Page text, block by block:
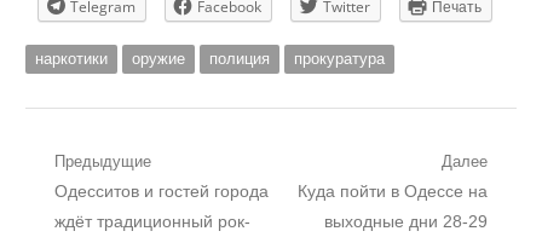
Telegram Facebook Twitter Печать
наркотики оружие полиция прокуратура
Навигация
по
Предыдущие
Предыдущий
пост:
Одесситов и гостей города
ждёт традиционный рок-
Далее
Следующий
пост:
Куда пойти в Одессе на
выходные дни 28-29